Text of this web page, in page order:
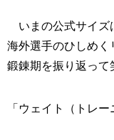
いまの公式サイズ
海外選手のひしめく
鍛錬期を振り返って
「ウェイト（トレ